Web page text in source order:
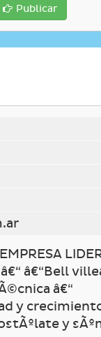
Publicar
â€“Bell
â€“
y
y